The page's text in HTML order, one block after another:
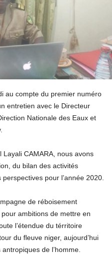
au compte du premier numéro
entretien avec le Directeur
Nationale des Eaux et
CAMARA, nous avons
du bilan des activités
pour l’année 2020.
de réboisement
pour ambitions de mettre en
l’étendue du térritoire
du fleuve niger, aujourd’hui
de l’homme.